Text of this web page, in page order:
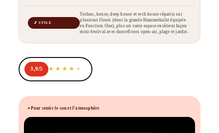
🎵 STYLE
Techno, house, deep house et tech house répartis sur
plusieurs floors (dont la grande Hammerhalle équipée
en Function One), plus un vaste espace extérieur façon
mini-festival avec dancefloors open-air, plage et jardin.
3,9/5
Pour sentir le son et l’atmosphère